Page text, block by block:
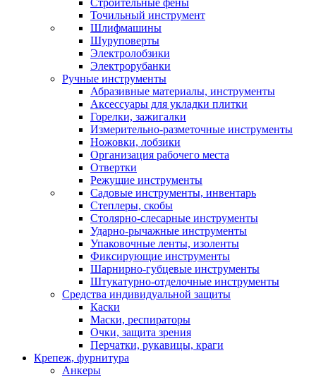
Точильный инструмент
Шлифмашины
Шуруповерты
Электролобзики
Электрорубанки
Ручные инструменты
Абразивные материалы, инструменты
Аксессуары для укладки плитки
Горелки, зажигалки
Измерительно-разметочные инструменты
Ножовки, лобзики
Организация рабочего места
Отвертки
Режущие инструменты
Садовые инструменты, инвентарь
Степлеры, скобы
Столярно-слесарные инструменты
Ударно-рычажные инструменты
Упаковочные ленты, изоленты
Фиксирующие инструменты
Шарнирно-губцевые инструменты
Штукатурно-отделочные инструменты
Средства индивидуальной защиты
Каски
Маски, респираторы
Очки, защита зрения
Перчатки, рукавицы, краги
Крепеж, фурнитура
Анкеры